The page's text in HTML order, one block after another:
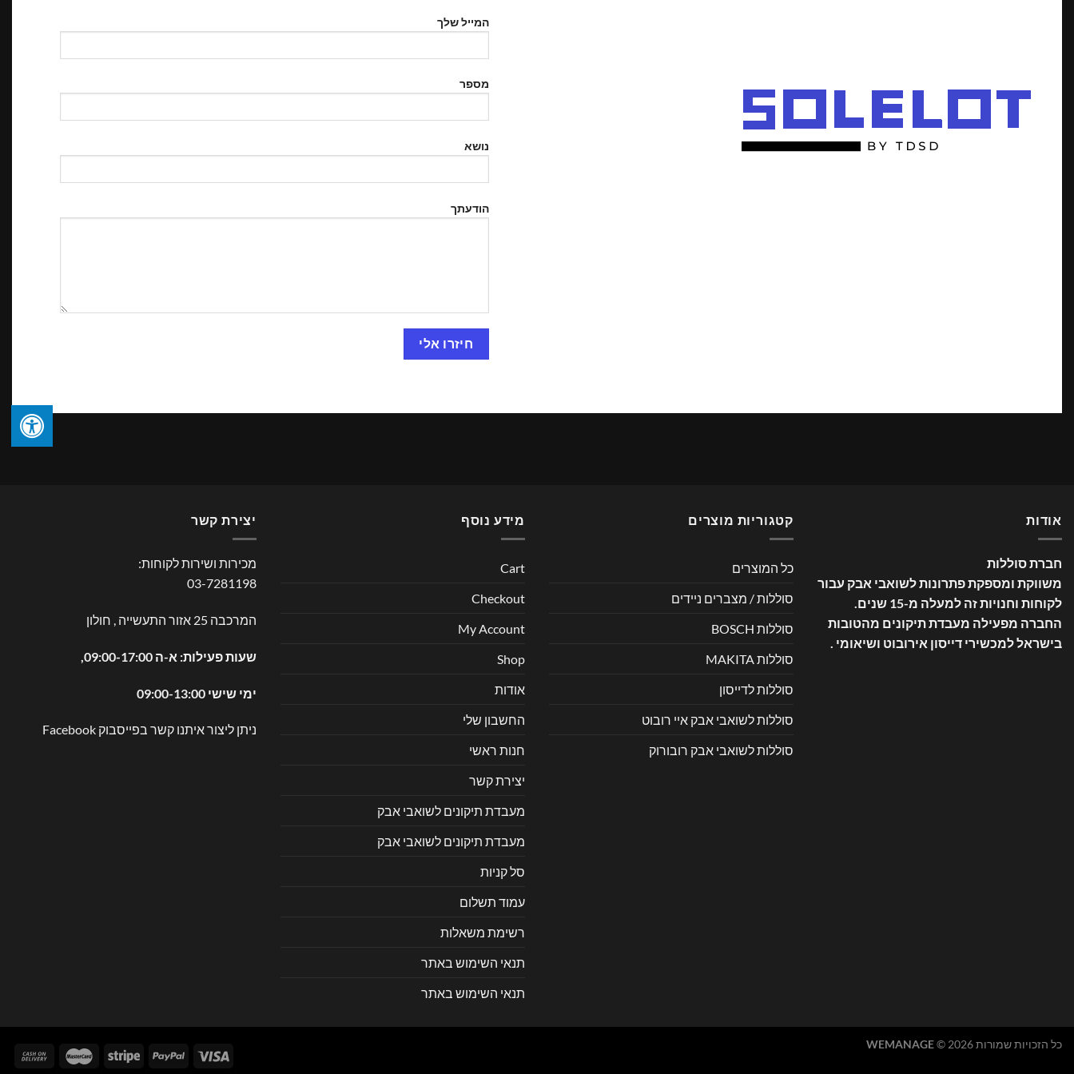
המייל שלך
מספר
נושא
הודעתך
אודות
חברת סוללות
משווקת ומספקת פתרונות לשואבי אבק עבור
לקוחות וחנויות זה למעלה מ-15 שנים
.
החברה מפעילה מעבדת תיקונים מהטובות
בישראל למכשירי דייסון אירובוט ושיאומי .
קטגוריות מוצרים
כל המוצרים
סוללות / מצברים ניידים
סוללות BOSCH
סוללות MAKITA
סוללות לדייסון
סוללות לשואבי אבק איי רובוט
סוללות לשואבי אבק רובורוק
מידע נוסף
Cart
Checkout
My Account
Shop
אודות
החשבון שלי
חנות ראשי
יצירת קשר
מעבדת תיקונים לשואבי אבק
מעבדת תיקונים לשואבי אבק
סל קניות
עמוד תשלום
רשימת משאלות
תנאי השימוש באתר
תנאי השימוש באתר
יצירת קשר
מכירות ושירות לקוחות:
03-7281198
המרכבה 25 אזור התעשייה , חולון
שעות פעילות: א-ה 09:00-17:00,
ימי שישי 09:00-13:00
ניתן ליצור איתנו קשר בפייסבוק Facebook
כל הזכויות שמורות 2026 © WEMANAGE